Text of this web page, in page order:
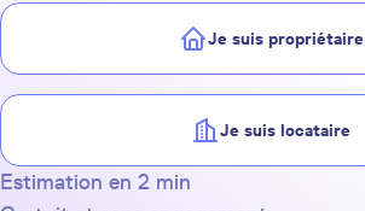
Je suis propriétaire
Je suis locataire
Estimation en 2 min